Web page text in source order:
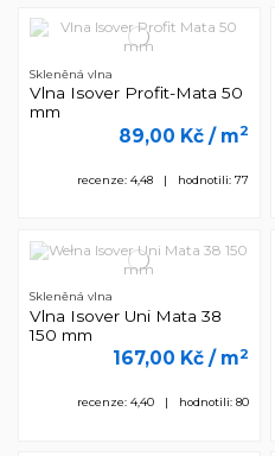
Skleněná vlna
Vlna Isover Profit-Mata 50
mm
89,00 Kč / m2
recenze: 4,48 | hodnotili: 77
Skleněná vlna
Vlna Isover Uni Mata 38
150 mm
167,00 Kč / m2
recenze: 4,40 | hodnotili: 80